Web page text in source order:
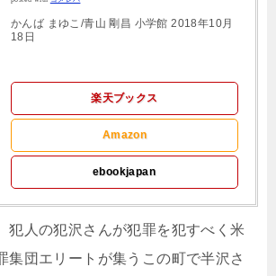
かんば まゆこ/青山 剛昌 小学館 2018年10月
18日
楽天ブックス
Amazon
ebookjapan
犯人の犯沢さんが犯罪を犯すべく米
集団エリートが集うこの町で半沢さ